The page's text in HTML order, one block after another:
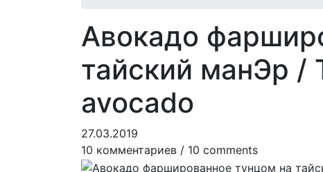
Авокадо
тайский манЭр /
avocado
27.03.2019
10 комментариев / 10 comments